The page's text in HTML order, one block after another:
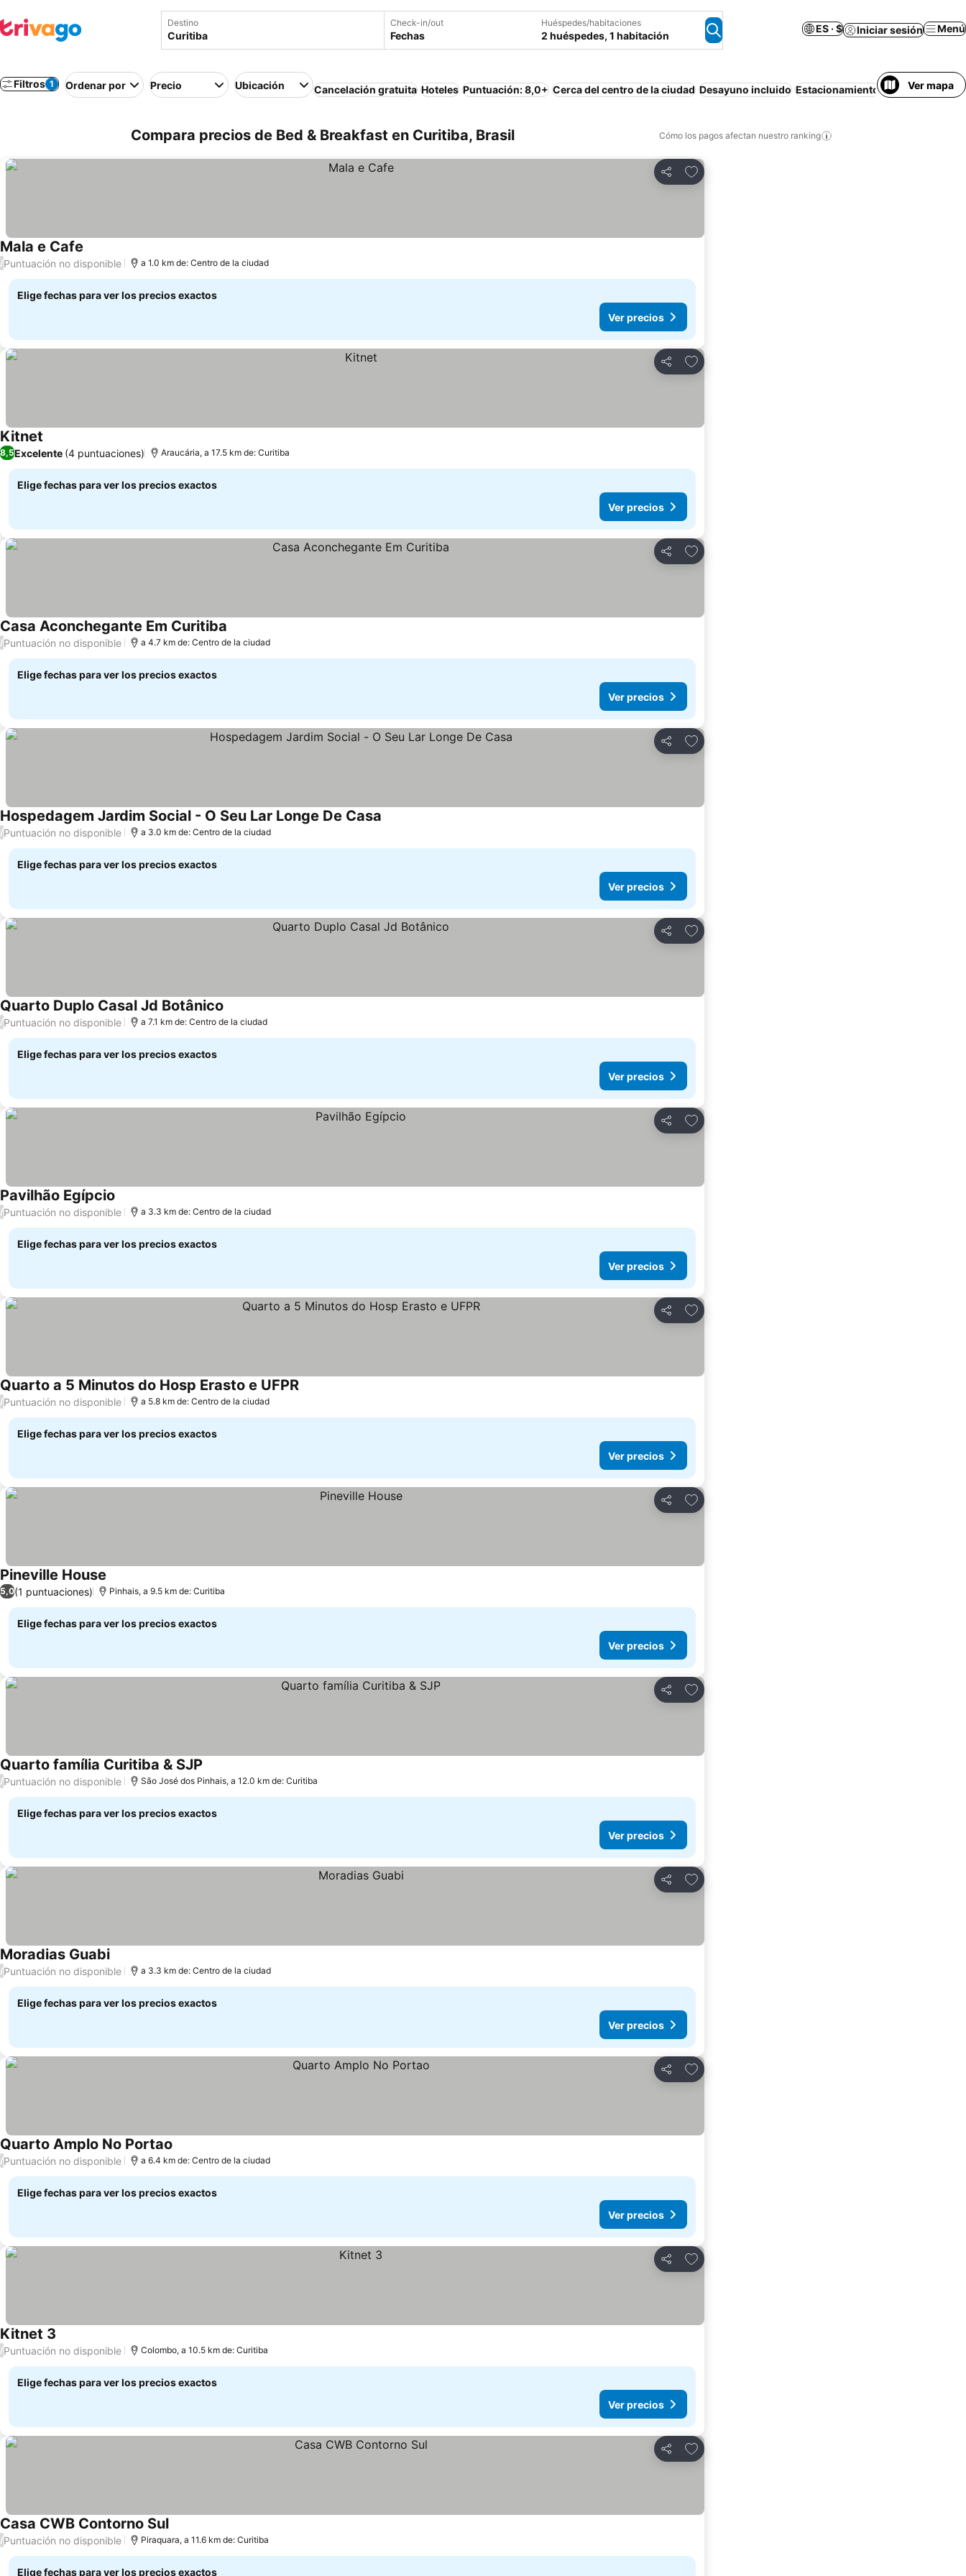
Destino Check-in/out
Fechas
Huéspedes/habitaciones
2 huéspedes, 1 habitación
ES · $ Iniciar sesión Menú
Filtros 1 Ordenar por Precio Ubicación Cancelación gratuita Hoteles Puntuación: 8,0+ Cerca del centro de la ciudad Desayuno incluido Estacionamiento Wifi Bañera
Ver mapa
Compara precios de Bed & Breakfast en Curitiba, Brasil Cómo los pagos afectan nuestro ranking
Compartir
Agregar a favoritos
Mala e Cafe
/Puntuación no disponible a 1.0 km de: Centro de la ciudad
Elige fechas para ver los precios exactos
Ver precios
Compartir
Agregar a favoritos
Kitnet
8,5Excelente (4 puntuaciones) Araucária, a 17.5 km de: Curitiba
Elige fechas para ver los precios exactos
Ver precios
Compartir
Agregar a favoritos
Casa Aconchegante Em Curitiba
/Puntuación no disponible a 4.7 km de: Centro de la ciudad
Elige fechas para ver los precios exactos
Ver precios
Compartir
Agregar a favoritos
Hospedagem Jardim Social - O Seu Lar Longe De Casa
/Puntuación no disponible a 3.0 km de: Centro de la ciudad
Elige fechas para ver los precios exactos
Ver precios
Compartir
Agregar a favoritos
Quarto Duplo Casal Jd Botânico
/Puntuación no disponible a 7.1 km de: Centro de la ciudad
Elige fechas para ver los precios exactos
Ver precios
Compartir
Agregar a favoritos
Pavilhão Egípcio
/Puntuación no disponible a 3.3 km de: Centro de la ciudad
Elige fechas para ver los precios exactos
Ver precios
Compartir
Agregar a favoritos
Quarto a 5 Minutos do Hosp Erasto e UFPR
/Puntuación no disponible a 5.8 km de: Centro de la ciudad
Elige fechas para ver los precios exactos
Ver precios
Compartir
Agregar a favoritos
Pineville House
5,0(1 puntuaciones) Pinhais, a 9.5 km de: Curitiba
Elige fechas para ver los precios exactos
Ver precios
Compartir
Agregar a favoritos
Quarto família Curitiba & SJP
/Puntuación no disponible São José dos Pinhais, a 12.0 km de: Curitiba
Elige fechas para ver los precios exactos
Ver precios
Compartir
Agregar a favoritos
Moradias Guabi
/Puntuación no disponible a 3.3 km de: Centro de la ciudad
Elige fechas para ver los precios exactos
Ver precios
Compartir
Agregar a favoritos
Quarto Amplo No Portao
/Puntuación no disponible a 6.4 km de: Centro de la ciudad
Elige fechas para ver los precios exactos
Ver precios
Compartir
Agregar a favoritos
Kitnet 3
/Puntuación no disponible Colombo, a 10.5 km de: Curitiba
Elige fechas para ver los precios exactos
Ver precios
Compartir
Agregar a favoritos
Casa CWB Contorno Sul
/Puntuación no disponible Piraquara, a 11.6 km de: Curitiba
Elige fechas para ver los precios exactos